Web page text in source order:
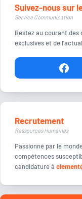
Suivez-nous sur
Service Communication
Restez au courant des
exclusives et de
Recrutement
Ressources Humaines
Passionné par le
compétences
candidature à